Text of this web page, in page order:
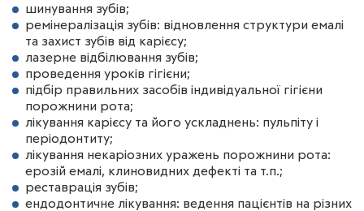
шинування зубів;
ремінералізація зубів: відновлення структури емалі
та захист зубів від карієсу;
лазерне відбілювання зубів;
проведення уроків гігієни;
підбір правильних засобів індивідуальної гігієни
порожнини рота;
лікування карієсу та його ускладнень: пульпіту і
періодонтиту;
лікування некаріозних уражень порожнини рота:
ерозій емалі, клиновидних дефекті та т.п.;
реставрація зубів;
ендодонтичне лікування: ведення пацієнтів на різних